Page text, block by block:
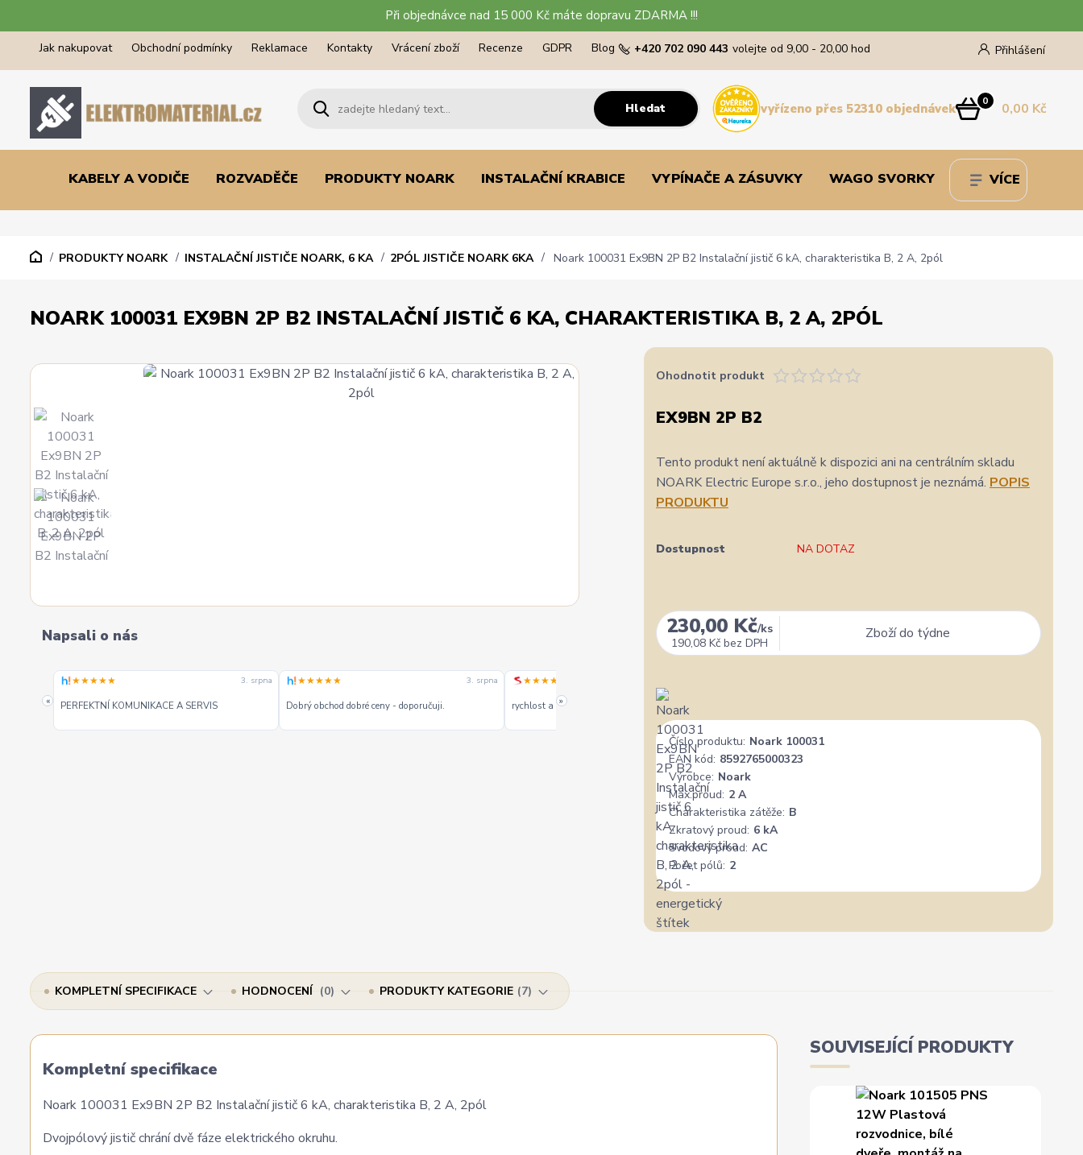
Při objednávce nad 15 000 Kč máte dopravu ZDARMA !!!
Jak nakupovat Obchodní podmínky Reklamace Kontakty Vrácení zboží Recenze GDPR Blog Přihlášení
Hledat
+420 702 090 443 volejte od 9,00 - 20,00 hod
0 0,00 Kč
vyřízeno přes 52310 objednávek
KABELY A VODIČE ROZVADĚČE PRODUKTY NOARK INSTALAČNÍ KRABICE VYPÍNAČE A ZÁSUVKY WAGO SVORKY VÍCE
PRODUKTY NOARK INSTALAČNÍ JISTIČE NOARK, 6 KA 2PÓL JISTIČE NOARK 6KA Noark 100031 Ex9BN 2P B2 Instalační jistič 6 kA, charakteristika B, 2 A, 2pól
NOARK 100031 EX9BN 2P B2 INSTALAČNÍ JISTIČ 6 KA, CHARAKTERISTIKA B, 2 A, 2PÓL
Napsali o nás
«
★★★★★ 3. srpna
PERFEKTNÍ KOMUNIKACE A SERVIS
★★★★★ 3. srpna
Dobrý obchod dobré ceny - doporučuji.
★★★★★
rychlost a kvalitu objednavky
»
Ohodnotit produkt
EX9BN 2P B2
Tento produkt není aktuálně k dispozici ani na centrálním skladu
NOARK Electric Europe s.r.o., jeho dostupnost je neznámá. POPIS
PRODUKTU
Dostupnost NA DOTAZ
230,00 Kč/ks
190,08 Kč bez DPH
Zboží do týdne
Číslo produktu: Noark 100031
EAN kód: 8592765000323
Výrobce: Noark
Max.proud: 2 A
Charakteristika zátěže: B
Zkratový proud: 6 kA
Svodový proud: AC
Počet pólů: 2
KOMPLETNÍ SPECIFIKACE HODNOCENÍ 0 PRODUKTY KATEGORIE 7
Kompletní specifikace
Noark 100031 Ex9BN 2P B2 Instalační jistič 6 kA, charakteristika B, 2 A, 2pól
Dvojpólový jistič chrání dvě fáze elektrického okruhu.
SOUVISEJÍCÍ PRODUKTY